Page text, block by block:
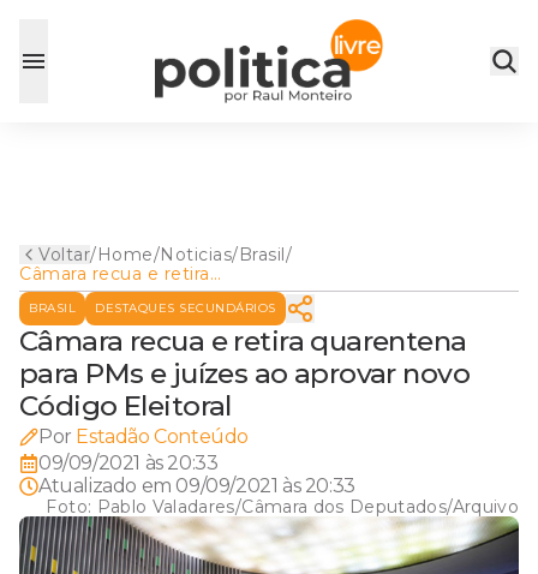
Voltar/Home/Noticias/Brasil/
Câmara recua e retira
quarentena para PMs e juízes
ao aprovar novo Código
Eleitoral
BRASIL DESTAQUES SECUNDÁRIOS
Câmara recua e retira quarentena
para PMs e juízes ao aprovar novo
Código Eleitoral
Por Estadão Conteúdo
09/09/2021 às 20:33
Atualizado em 09/09/2021 às 20:33
Foto: Pablo Valadares/Câmara dos Deputados/Arquivo